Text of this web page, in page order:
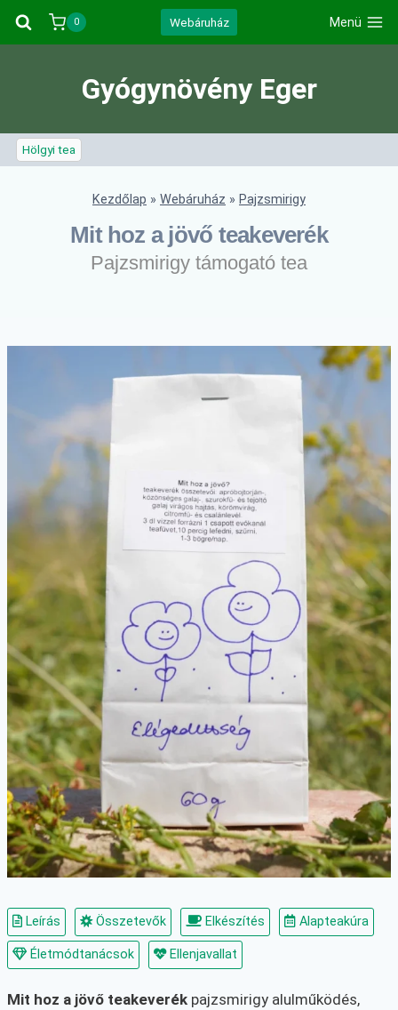
Skip
0 Webáruház Menü
Gyógynövény Eger
Hölgyi tea
Kezdőlap » Webáruház » Pajzsmirigy
Mit hoz a jövő teakeverék
Pajzsmirigy támogató tea
Leírás Összetevők Elkészítés Alapteakúra
Életmódtanácsok Ellenjavallat
Mit hoz a jövő teakeverék pajzsmirigy alulműködés,